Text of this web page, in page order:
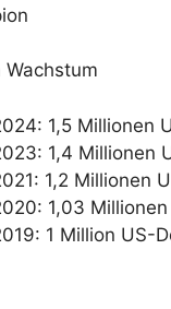
1,5 Millionen
1,4 Millionen
1,2 Millionen
1,03
1 Million US-